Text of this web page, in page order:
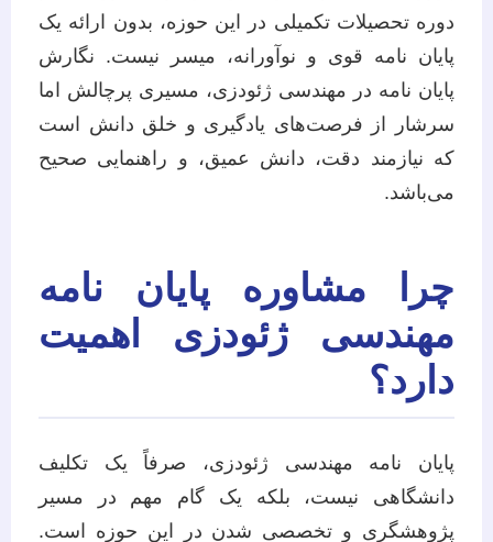
دوره تحصیلات تکمیلی در این حوزه، بدون ارائه یک
پایان نامه قوی و نوآورانه، میسر نیست. نگارش
پایان نامه در مهندسی ژئودزی، مسیری پرچالش اما
سرشار از فرصت‌های یادگیری و خلق دانش است
که نیازمند دقت، دانش عمیق، و راهنمایی صحیح
می‌باشد.
چرا مشاوره پایان نامه
مهندسی ژئودزی اهمیت
دارد؟
پایان نامه مهندسی ژئودزی، صرفاً یک تکلیف
دانشگاهی نیست، بلکه یک گام مهم در مسیر
پژوهشگری و تخصصی شدن در این حوزه است.